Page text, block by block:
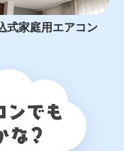
式家庭用エアコン